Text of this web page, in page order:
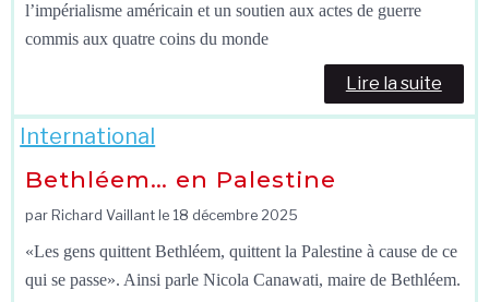
l’impérialisme américain et un soutien aux actes de guerre
commis aux quatre coins du monde
Lire la suite
International
Bethléem… en Palestine
par Richard Vaillant le 18 décembre 2025
«Les gens quittent Bethléem, quittent la Palestine à cause de ce
qui se passe». Ainsi parle Nicola Canawati, maire de Bethléem.